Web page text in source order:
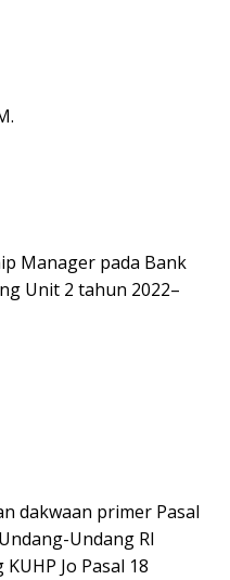
Manager pada Bank
Unit 2 tahun 2022–
dakwaan primer Pasal
Undang RI
Jo Pasal 18